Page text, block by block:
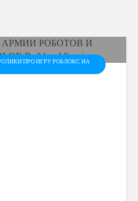
ПРО ИГРУ РОБЛОКС НА